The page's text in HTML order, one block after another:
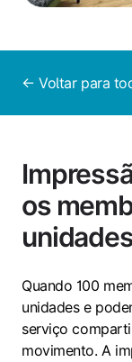
← Voltar para
os
Quando 100
unidades e
serviço
movimento. A